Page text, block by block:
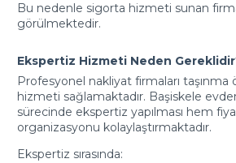
Bu nedenle sigorta hizmeti sunan
görülmektedir.
Ekspertiz Hizmeti Neden
Profesyonel nakliyat firmaları
hizmeti sağlamaktadır. Başiskele
sürecinde ekspertiz yapılması hem
organizasyonu kolaylaştırmaktadır.
Ekspertiz sırasında: